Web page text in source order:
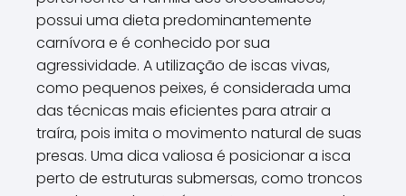
possui uma dieta predominantemente
carnívora e é conhecido por sua
agressividade. A utilização de iscas vivas,
como pequenos peixes, é considerada uma
das técnicas mais eficientes para atrair a
traíra, pois imita o movimento natural de suas
presas. Uma dica valiosa é posicionar a isca
perto de estruturas submersas, como troncos